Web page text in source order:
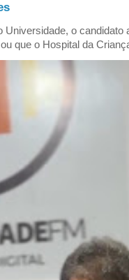
Universidade, o candidato
que o Hospital da